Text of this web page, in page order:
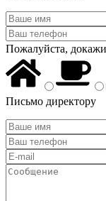
Пожалуйста,
Письмо директору